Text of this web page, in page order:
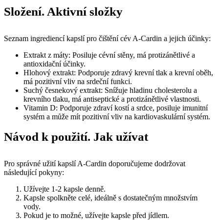
Složení. Aktivní složky
Seznam ingrediencí kapslí pro čištění cév A-Cardin a jejich účinky:
Extrakt z máty: Posiluje cévní stěny, má protizánětlivé a
antioxidační účinky.
Hlohový extrakt: Podporuje zdravý krevní tlak a krevní oběh,
má pozitivní vliv na srdeční funkci.
Suchý česnekový extrakt: Snížuje hladinu cholesterolu a
krevního tlaku, má antiseptické a protizánětlivé vlastnosti.
Vitamin D: Podporuje zdraví kostí a srdce, posiluje imunitní
systém a může mít pozitivní vliv na kardiovaskulární systém.
Návod k použití. Jak užívat
Pro správné užití kapslí A-Cardin doporučujeme dodržovat
následující pokyny:
Užívejte 1-2 kapsle denně.
Kapsle spolkněte celé, ideálně s dostatečným množstvím
vody.
Pokud je to možné, užívejte kapsle před jídlem.